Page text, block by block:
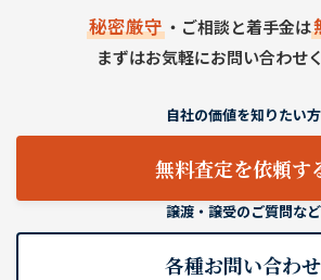
秘密厳守・ご相談と着手金は
まずはお気軽にお問い合わせ
自社の価値を知りたい方
無料査定を依頼す
譲渡・譲受のご質問など
各種お問い合わせ